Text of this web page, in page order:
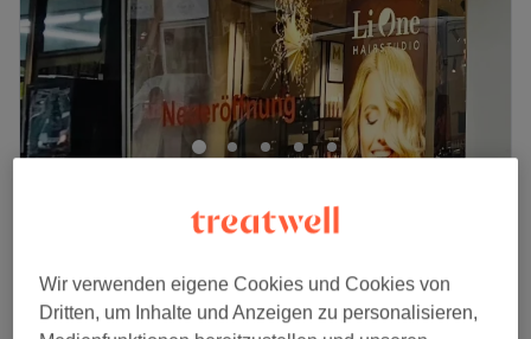
5 Bewertungen
Berger Straße, Frankfurt am Main
Damen - Dauerwelle/Umformung
1 Std. 45 Min.
ab 79 €
Wir verwenden eigene Cookies und Cookies von
Dritten, um Inhalte und Anzeigen zu personalisieren,